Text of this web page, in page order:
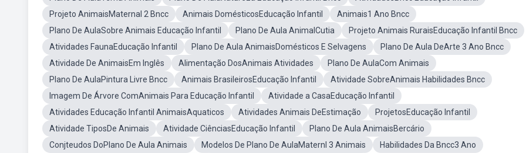
Projeto AnimaisMaternal 2 Bncc
Animais DomésticosEducação Infantil
Animais1 Ano Bncc
Plano De AulaSobre Animais Educação Infantil
Plano De Aula AnimalCutia
Projeto Animais RuraisEducação Infantil Bncc
Atividades FaunaEducação Infantil
Plano De Aula AnimaisDomésticos E Selvagens
Plano De Aula DeArte 3 Ano Bncc
Atividade De AnimaisEm Inglês
Alimentação DosAnimais Atividades
Plano De AulaCom Animais
Plano De AulaPintura Livre Bncc
Animais BrasileirosEducação Infantil
Atividade SobreAnimais Habilidades Bncc
Imagem De Árvore ComAnimais Para Educação Infantil
Atividade a CasaEducação Infantil
Atividades Educação Infantil AnimaisAquaticos
Atividades Animais DeEstimação
ProjetosEducação Infantil
Atividade TiposDe Animais
Atividade CiênciasEducação Infantil
Plano De Aula AnimaisBercário
Conjteudos DoPlano De Aula Animais
Modelos De Plano De AulaMaternl 3 Animais
Habilidades Da Bncc3 Ano